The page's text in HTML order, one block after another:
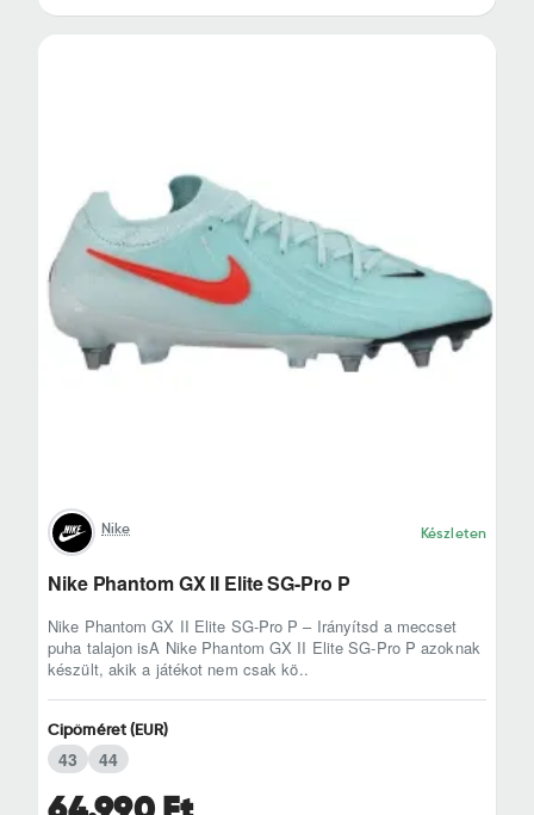
Nike Készleten
Nike Phantom GX II Elite SG-Pro P
Nike Phantom GX II Elite SG-Pro P – Irányítsd a meccset
puha talajon isA Nike Phantom GX II Elite SG-Pro P azoknak
készült, akik a játékot nem csak kö..
Cipőméret (EUR)
43 44